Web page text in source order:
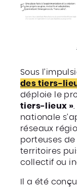
Sous
des tiers-
déploie le
tiers-lieux »
nationale
réseaux
porteuses
territoires
collectif ou
Il a été